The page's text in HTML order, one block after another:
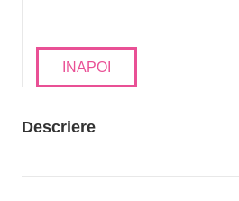
INAPOI
Descriere